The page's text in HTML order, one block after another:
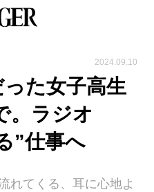
2024.09.10
た女子高生
。ラジオ
”仕事へ
れてくる、耳に心地よ